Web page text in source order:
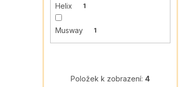
Helix 1
Musway 1
Položek k zobrazení: 4